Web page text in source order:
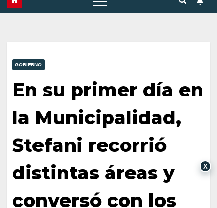
GOBIERNO
En su primer día en
la Municipalidad,
Stefani recorrió
distintas áreas y
conversó con los
X